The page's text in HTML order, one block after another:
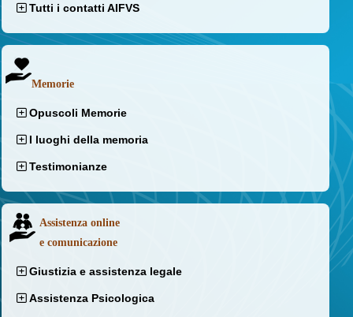
Tutti i contatti AIFVS
Memorie
Opuscoli Memorie
I luoghi della memoria
Testimonianze
Assistenza online
e comunicazione
Giustizia e assistenza legale
Assistenza Psicologica